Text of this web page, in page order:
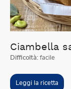
Ciambella
Difficoltà: facile
Leggi la ricetta